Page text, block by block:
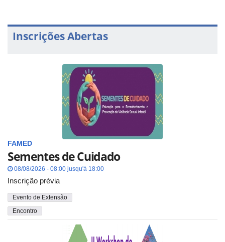
Inscrições Abertas
FAMED
Sementes de Cuidado
08/08/2026 - 08:00 jusqu'à 18:00
Inscrição prévia
Evento de Extensão
Encontro